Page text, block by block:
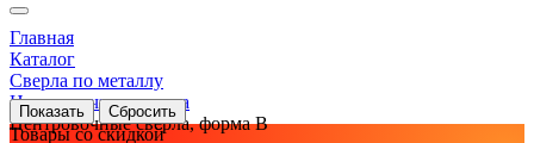
Главная
Каталог
Сверла по металлу
Центровочные сверла
Центровочные сверла, форма B
Товары со скидкой